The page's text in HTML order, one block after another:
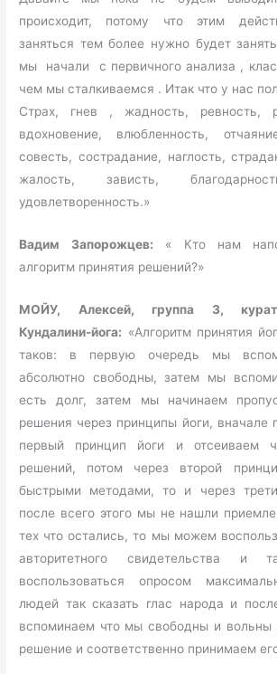
происходит, потому что этим
заняться тем более нужно будет
мы начали с первичного анализа ,
чем мы сталкиваемся . Итак что у нас
Страх, гнев , жадность, ревность,
вдохновение, влюбленность,
совесть, сострадание, наглость,
жалость, зависть,
удовлетворенность.»
Вадим Запорожцев: « Кто нам
алгоритм принятия решений?»
МОЙУ, Алексей, группа 3,
Кундалини-йога: «Алгоритм принятия
таков: в первую очередь мы
абсолютно свободны, затем мы
есть долг, затем мы начинаем
решения через принципы йоги, вначале
первый принцип йоги и отсеиваем
решений, потом через второй
быстрыми методами, то и через
после всего этого мы не нашли
тех что остались, то мы можем
авторитетного свидетельства
воспользоваться опросом
людей так сказать глас народа и
вспоминаем что мы свободны и вольны
решение и соответственно принимаем